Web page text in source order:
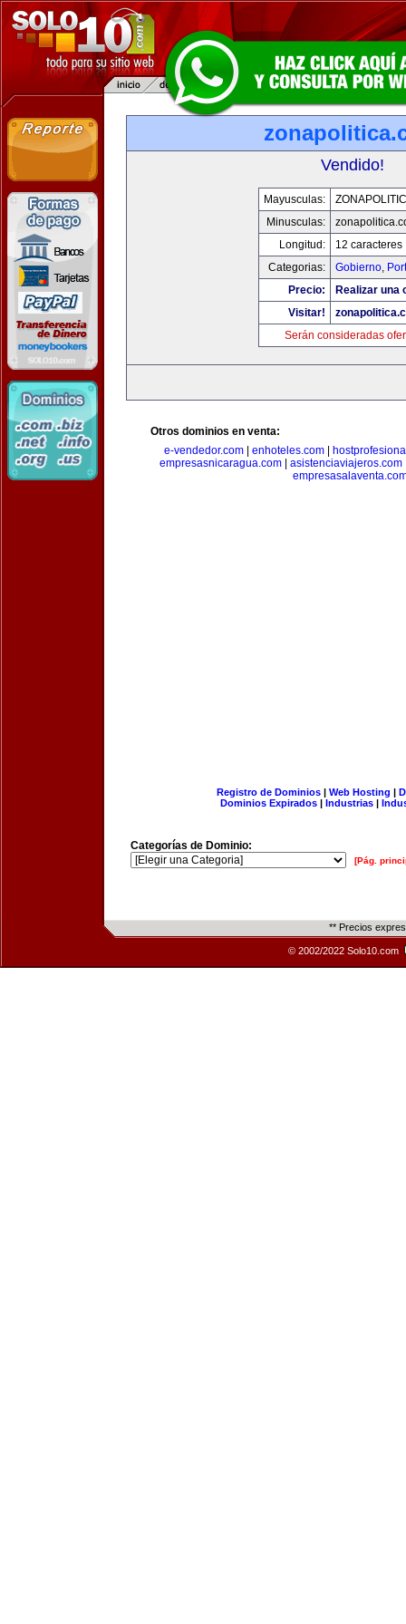
Vendido!
Mayusculas:
Minusculas:
Longitud:
12 caracteres
Categorias:
Gobierno,
Precio:
Realizar una
Visitar!
Serán consideradas
Otros dominios en venta:
e-vendedor.com| enhoteles.com|
empresasnicaragua.com| asistenciaviajeros.com
Registro de Dominios| Web Hosting |
Dominios Expirados | Industrias |
Categorías de Dominio:
[Pág.
** Precios
© 2002/2022 Solo10.com